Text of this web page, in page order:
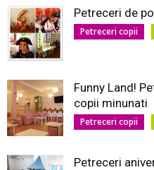
Petreceri de
Petreceri copii
Funny Land!
copii minunati
Petreceri copii
Petreceri